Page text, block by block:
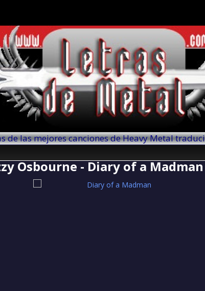
de las mejores canciones de Heavy Metal
Osbourne - Diary of a